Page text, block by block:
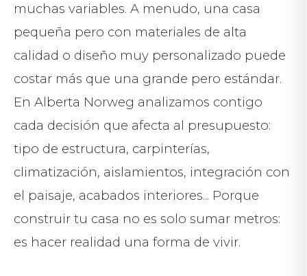
muchas variables. A menudo, una casa
pequeña pero con materiales de alta
calidad o diseño muy personalizado puede
costar más que una grande pero estándar.
En Alberta Norweg analizamos contigo
cada decisión que afecta al presupuesto:
tipo de estructura, carpinterías,
climatización, aislamientos, integración con
el paisaje, acabados interiores... Porque
construir tu casa no es solo sumar metros:
es hacer realidad una forma de vivir.